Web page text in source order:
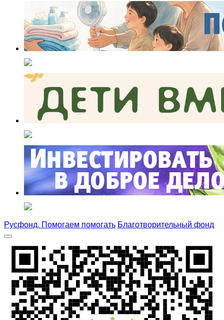
Русфонд. Помогаем помогать Благотворительный фонд